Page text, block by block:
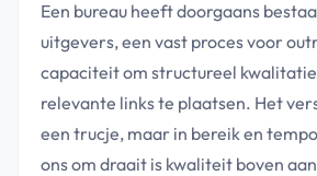
Een bureau heeft doorgaans
uitgevers, een vast proces voor
capaciteit om structureel
relevante links te plaatsen. Het
een trucje, maar in bereik en
ons om draait is kwaliteit boven